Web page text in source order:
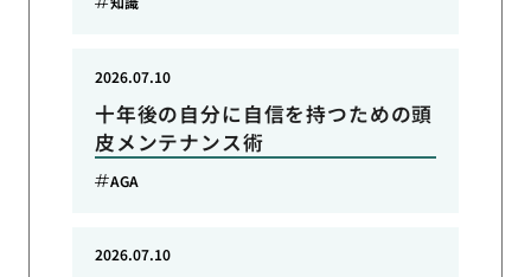
十年後の自分に自信を持つための頭
皮メンテナンス術
2026.07.10
AGA
2026.07.10